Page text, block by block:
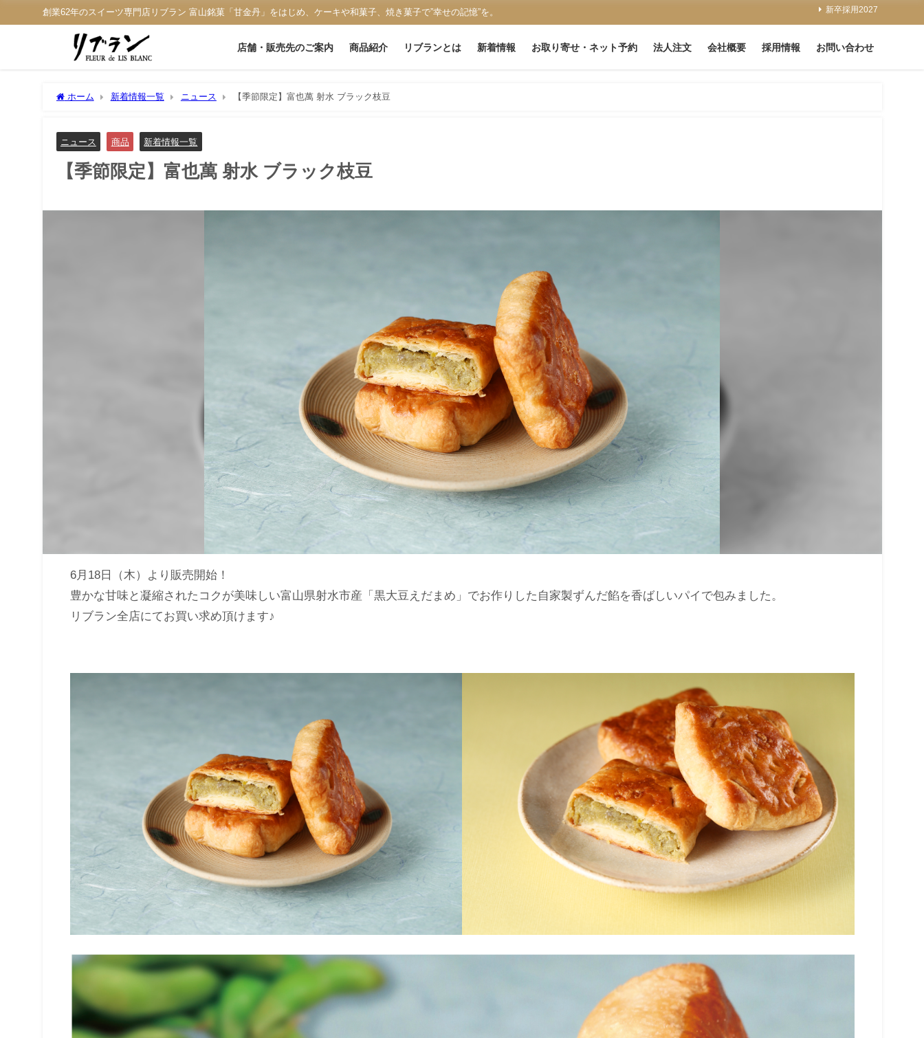
創業62年のスイーツ専門店リブラン 富山銘菓「甘金丹」をはじめ、ケーキや和菓子、焼き菓子で”幸せの記憶”を。 新卒採用2027
店舗・販売先のご案内 商品紹介 リブランとは 新着情報 お取り寄せ・ネット予約 法人注文 会社概要 採用情報 お問い合わせ
ホーム 新着情報一覧 ニュース 【季節限定】富也萬 射水 ブラック枝豆
ニュース 商品 新着情報一覧
【季節限定】富也萬 射水 ブラック枝豆
6月18日（木）より販売開始！
豊かな甘味と凝縮されたコクが美味しい富山県射水市産「黒大豆えだまめ」でお作りした自家製ずんだ餡を香ばしいパイで包みました。
リブラン全店にてお買い求め頂けます♪